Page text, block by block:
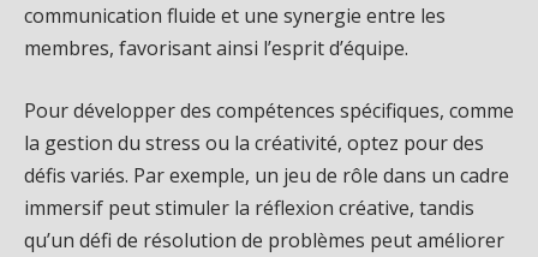
communication fluide et une synergie entre les
membres, favorisant ainsi l’esprit d’équipe.
Pour développer des compétences spécifiques, comme
la gestion du stress ou la créativité, optez pour des
défis variés. Par exemple, un jeu de rôle dans un cadre
immersif peut stimuler la réflexion créative, tandis
qu’un défi de résolution de problèmes peut améliorer